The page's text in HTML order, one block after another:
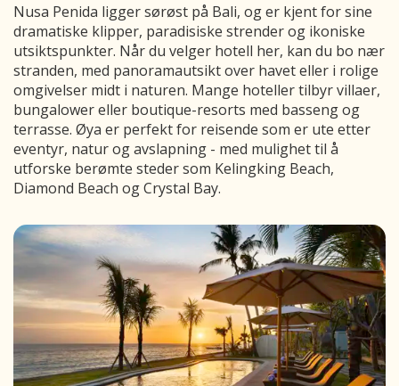
Nusa Penida ligger sørøst på Bali, og er kjent for sine
dramatiske klipper, paradisiske strender og ikoniske
utsiktspunkter. Når du velger hotell her, kan du bo nær
stranden, med panoramautsikt over havet eller i rolige
omgivelser midt i naturen. Mange hoteller tilbyr villaer,
bungalower eller boutique-resorts med basseng og
terrasse. Øya er perfekt for reisende som er ute etter
eventyr, natur og avslapning - med mulighet til å
utforske berømte steder som Kelingking Beach,
Diamond Beach og Crystal Bay.